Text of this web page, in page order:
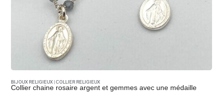
BIJOUX RELIGIEUX |COLLIER RELIGIEUX
Collier chaine rosaire argent et gemmes avec une médaille